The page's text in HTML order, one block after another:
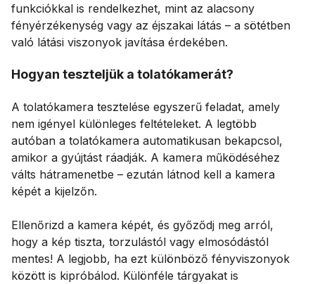
funkciókkal is rendelkezhet, mint az alacsony
fényérzékenység vagy az éjszakai látás – a sötétben
való látási viszonyok javítása érdekében.
Hogyan teszteljük a tolatókamerát?
A tolatókamera tesztelése egyszerű feladat, amely
nem igényel különleges feltételeket. A legtöbb
autóban a tolatókamera automatikusan bekapcsol,
amikor a gyújtást ráadják. A kamera működéséhez
válts hátramenetbe – ezután látnod kell a kamera
képét a kijelzőn.
Ellenőrizd a kamera képét, és győződj meg arról,
hogy a kép tiszta, torzulástól vagy elmosódástól
mentes! A legjobb, ha ezt különböző fényviszonyok
között is kipróbálod. Különféle tárgyakat is